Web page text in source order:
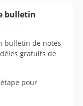
bulletin
bulletin de notes
gratuits de
pour